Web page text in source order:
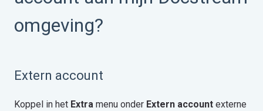
omgeving?
Extern account
Koppel in het Extra menu onder Extern account externe